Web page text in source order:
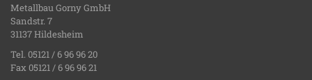
Metallbau Gorny GmbH
Sandstr. 7
31137 Hildesheim
Tel. 05121 / 6 96 96 20
Fax 05121 / 6 96 96 21